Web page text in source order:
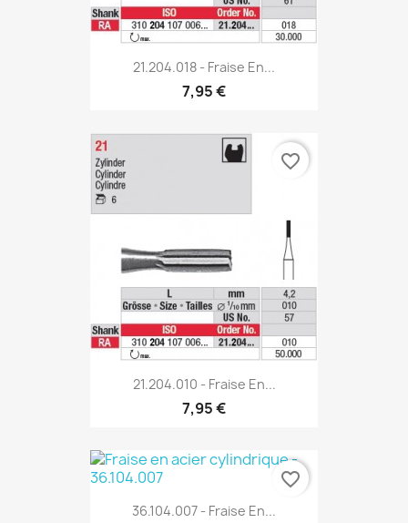
21.204.018 - Fraise En...
7,95 €
21.204.010 - Fraise En...
7,95 €
favorite_border
36.104.007 - Fraise En...
favorite_border